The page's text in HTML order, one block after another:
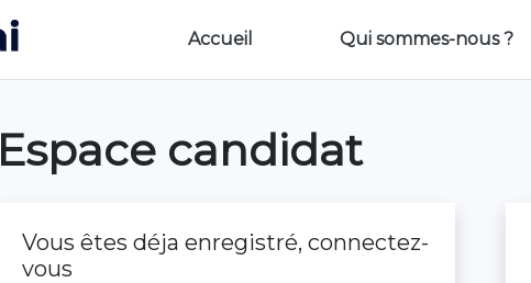
Accueil Qui sommes-nous ?
Espace candidat
Vous êtes déja enregistré, connectez-
vous